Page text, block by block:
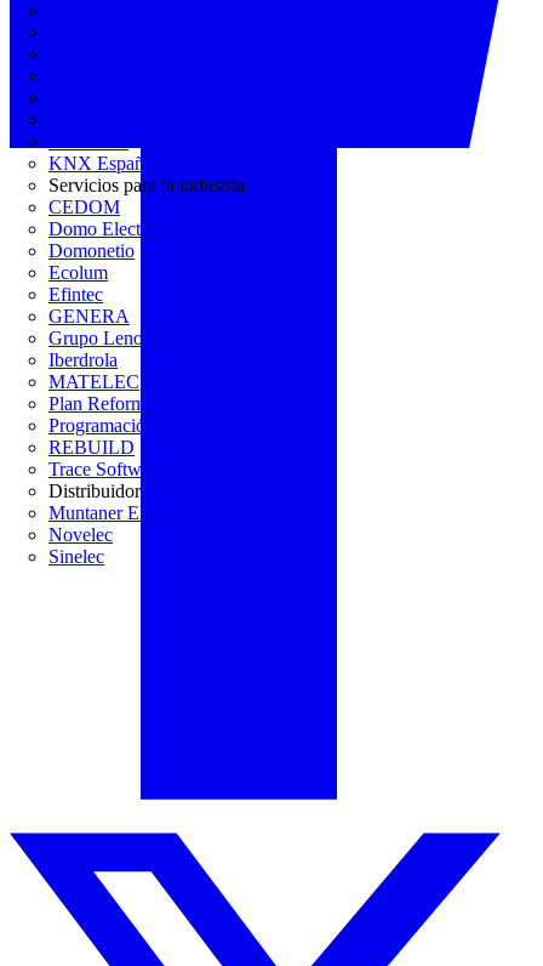
KNX España
Servicios para la industria
CEDOM
Domo Electra
Domonetio
Ecolum
Efintec
GENERA
Grupo Lenor
Iberdrola
MATELEC
Plan Reforma
Programación Integral
REBUILD
Trace Software
Distribuidor
Muntaner Electro
Novelec
Sinelec